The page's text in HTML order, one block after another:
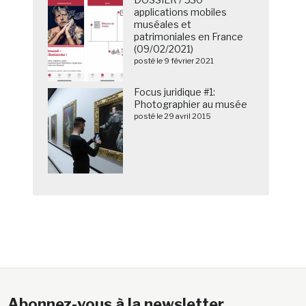
applications mobiles
muséales et
patrimoniales en France
(09/02/2021)
posté le 9 février 2021
Focus juridique #1:
Photographier au musée
posté le 29 avril 2015